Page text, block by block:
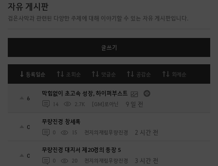
자유 게시판
검은사막과 관련된 다양한 주제에 대해 이야기할 수 있는 자유 게시판입니다.
글쓰기
등록일순 조회순 댓글순 공감순 화제순
6
막힘없이 초고속 성장, 하이퍼부스트
14 2.7K [GM]로아닌 9 일 전
0
무량진경 창세록
0 15 천지의재림무량진경 2 시간 전
0
무량진경 대지서 제20경의 등장 5
0 20 천지의재림무량진경 3 시간 전